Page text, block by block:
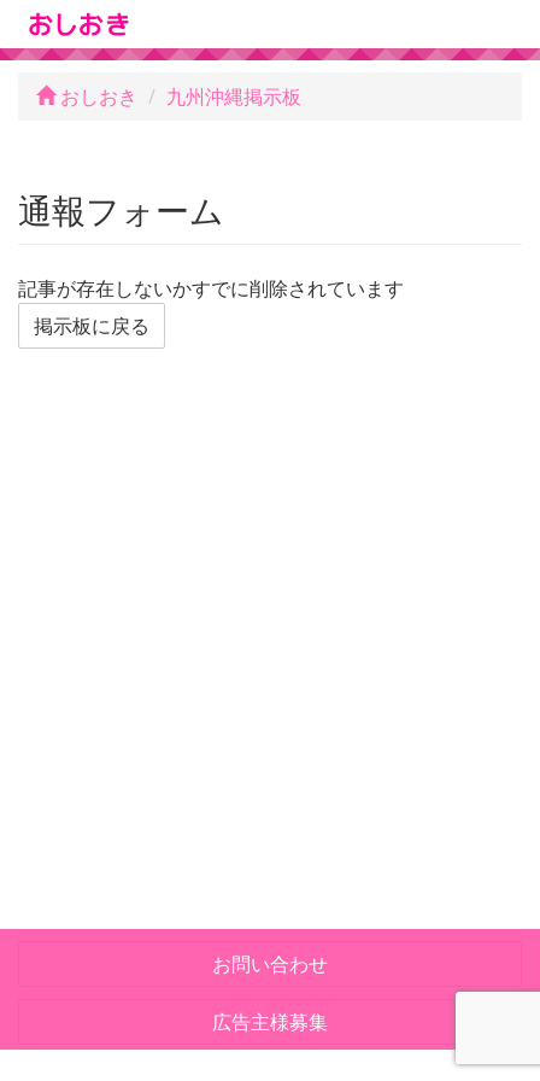
おしおき 九州沖縄掲示板
通報フォーム
記事が存在しないかすでに削除されています
掲示板に戻る
お問い合わせ
広告主様募集